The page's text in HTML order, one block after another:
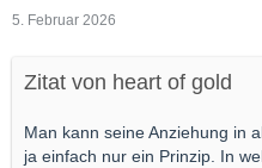
5. Februar 2026
Zitat von heart of gold
Man kann seine Anziehung in
ja einfach nur ein Prinzip. In